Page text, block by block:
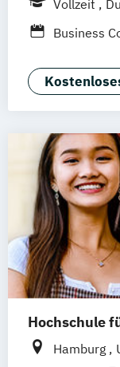
Vollzeit
Business
Marketing
Hochschule
Hamburg